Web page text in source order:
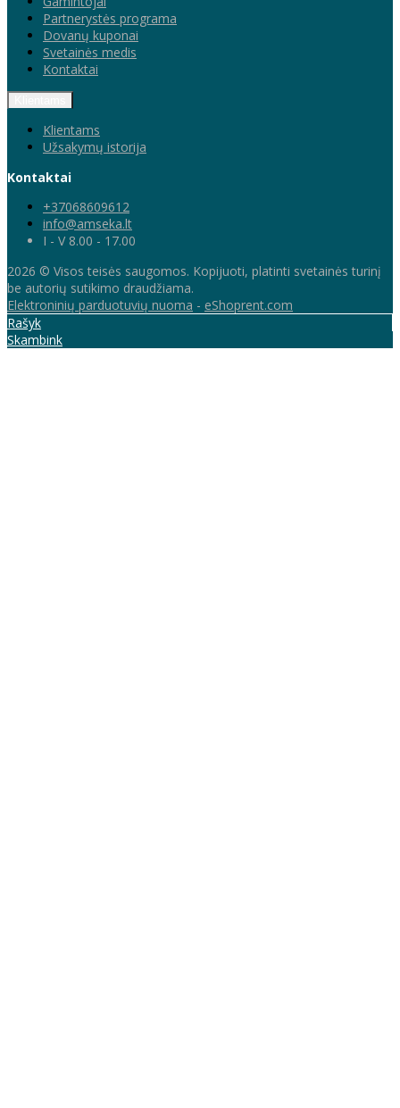
Partnerystės programa
Dovanų kuponai
Svetainės medis
Kontaktai
Klientams
Užsakymų istorija
Kontaktai
+37068609612
info@amseka.lt
I - V 8.00 - 17.00
2026 © Visos teisės saugomos. Kopijuoti, platinti svetainės turinį
be autorių sutikimo draudžiama.
Elektroninių parduotuvių nuoma - eShoprent.com
Rašyk
Skambink